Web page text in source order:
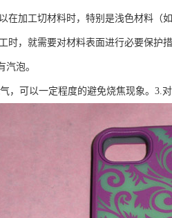
在加工切材料时，特别是浅色材料（
时，就需要对材料表面进行必要保护
泡。
，可以一定程度的避免烧焦现象。3.